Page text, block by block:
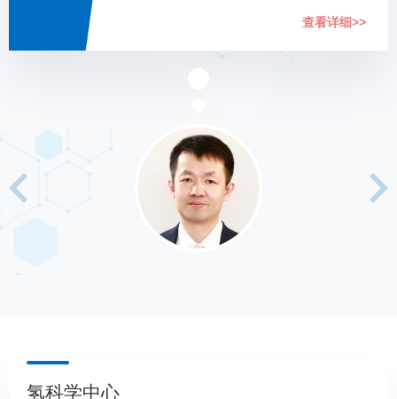
2022年度“中国有色金属优秀科技成
2022年中国有色金属学会创新争先奖
2018年 中国材料研究学会优秀博士学位
论文指导教师
2016年 教育部长江学者青年学者
2016年 国家重点研发计划首席科学家
2016年 上海市教委曙光学者
2016年 唐立新教育基金会优秀学者奖
查看详细>>
氢科学中心